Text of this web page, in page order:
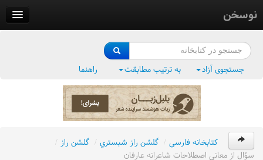
نوسخن
فرهنگ واژگان
جستجوی آزاد به ترتیب مطابقت راهنما
کتابخانه فارسی / گلشن راز شبستري / گلشن راز /
سؤال از معاني اصطلاحات شاعرانه عارفان